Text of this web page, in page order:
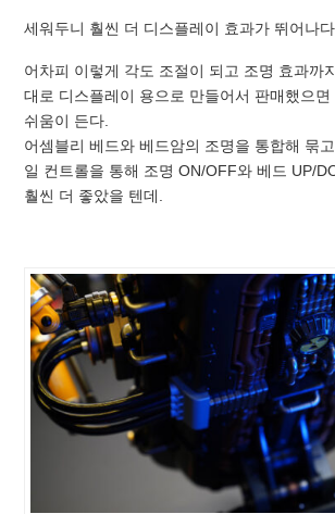
세워두니 훨씬 더 디스플레이 효과가 뛰어나
어차피 이렇게 각도 조절이 되고 조명 효과까
대로 디스플레이 용으로 만들어서 판매했으
쉬움이 든다.
어셈블리 베드와 베드암의 조명을 통합해 묶
일 컨트롤을 통해 조명 ON/OFF와 베드 UP/
훨씬 더 좋았을 텐데.